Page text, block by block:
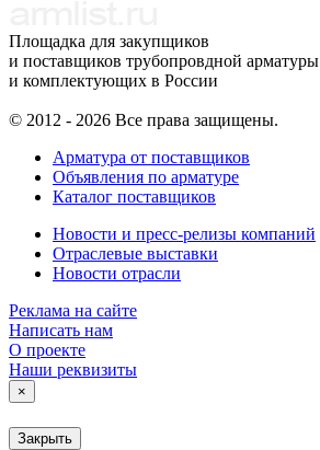
Площадка для закупщиков
и поставщиков трубопровдной арматуры
и комплектующих в России
© 2012 - 2026 Все права защищены.
Арматура от поставщиков
Объявления по арматуре
Каталог поставщиков
Новости и пресс-релизы компаний
Отраслевые выставки
Новости отрасли
Реклама на сайте
Написать нам
О проекте
Наши реквизиты
×
Закрыть